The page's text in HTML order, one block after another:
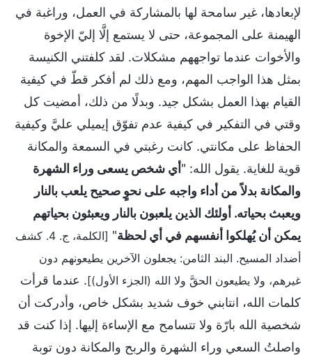
لإبعادها، غير سامحة لها بالمشاركة في العمل، وراغبة في
الهيمنة على المجموعة، حتى لا يستمع إلَّا إليّ الإخوة
والأخوات عندما تواجههم مشكلات. لقد كلفتني الكنيسة
بمثل هذا الواجب المهم، ومع ذلك لم أفكر قطّ في كيفية
القيام بهذا العمل بشكل جيد. وبدلًا من ذلك، أمضيت كل
وقتي في التفكير في كيفية عدم تفوّق إيميلي عليَّ وكيفية
الحفاظ على مكانتي. كانت رغبتي في السمعة والمكانة
قوية للغاية. يقول الله: "أي شخص يسعى وراء الشهرة
والمكانة بدلاً من أداء واجبه على نحوٍ صحيح يلعب بالنار
ويعبث بحياته. أولئك الذين يلعبون بالنار ويعبثون بحياتهم
يمكن أن يُهلكوا أنفسهم في أي لحظة"
[الكلمة، ج. 4. كشف
أضداد المسيح. البند الثامن: يجعلون الآخرين يطيعونهم دون
غيرهم، ولا يطيعون الحقَّ ولا الله (الجزء الأول)]. عندما قرأت
كلمات الله، انتابني خوف شديد بشكل خاص، وأدركت أن
شخصية الله بارّة ولا تتسامح مع الإساءة إليها. إذا كنت قد
واصلتُ السعي وراء الشهرة والربح والمكانة دون توبة